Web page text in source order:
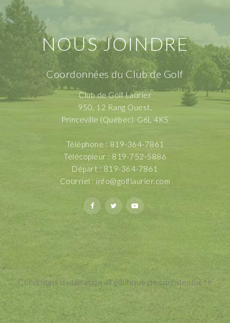
NOUS JOINDRE
Coordonnées du Club de Golf
Club de Golf Laurier
950, 12 Rang Ouest,
Princeville (Québec). G6L 4K5
Téléphone : 819-364-7861
Télécopieur : 819-752-5886
Départ : 819-364-7861
Courriel : info@golflaurier.com
Conditions d’utilisation et politique de confidentialité